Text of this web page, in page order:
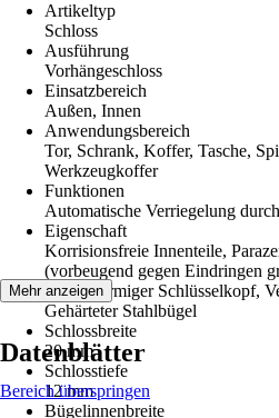
Artikeltyp
Schloss
Ausführung
Vorhängeschloss
Einsatzbereich
Außen, Innen
Anwendungsbereich
Tor, Schrank, Koffer, Tasche,
Werkzeugkoffer
Funktionen
Automatische Verriegelung
Eigenschaft
Korrisionsfreie Innenteile,
(vorbeugend gegen Eindringen
Tulpenförmiger Schlüsselkopf,
Gehärteter Stahlbügel
Schlossbreite
20 mm
Schlosstiefe
12 mm
Bügelinnenbreite
Mehr anzeigen
Datenblätter
Bereich überspringen